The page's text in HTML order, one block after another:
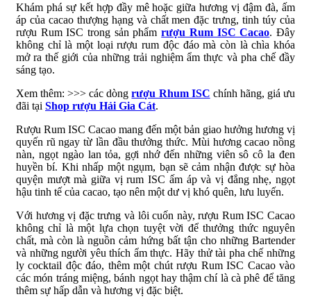
Khám phá sự kết hợp đầy mê hoặc giữa hương vị đậm đà, ấm
áp của cacao thượng hạng và chất men đặc trưng, tinh túy của
rượu Rum ISC trong sản phẩmrượu Rum ISC Cacao. Đây
không chỉ là một loại rượu rum độc đáo mà còn là chìa khóa
mở ra thế giới của những trải nghiệm ẩm thực và pha chế đầy
sáng tạo.
Xem thêm: >>> các dòngrượu Rhum ISC chính hãng, giá ưu
đãi tại Shop rượu Hải Gia Cát.
Rượu Rum ISC Cacao mang đến một bản giao hưởng hương vị
quyến rũ ngay từ lần đầu thưởng thức. Mùi hương cacao nồng
nàn, ngọt ngào lan tỏa, gợi nhớ đến những viên sô cô la đen
huyền bí. Khi nhấp một ngụm, bạn sẽ cảm nhận được sự hòa
quyện mượt mà giữa vị rum ISC ấm áp và vị đắng nhẹ, ngọt
hậu tinh tế của cacao, tạo nên một dư vị khó quên, lưu luyến.
Với hương vị đặc trưng và lôi cuốn này, rượu Rum ISC Cacao
không chỉ là một lựa chọn tuyệt vời để thưởng thức nguyên
chất, mà còn là nguồn cảm hứng bất tận cho những Bartender
và những người yêu thích ẩm thực. Hãy thử tài pha chế những
ly cocktail độc đáo, thêm một chút rượu Rum ISC Cacao vào
các món tráng miệng, bánh ngọt hay thậm chí là cà phê để tăng
thêm sự hấp dẫn và hương vị đặc biệt.